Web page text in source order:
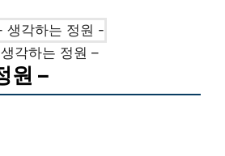
각하는 정원 –
원 –